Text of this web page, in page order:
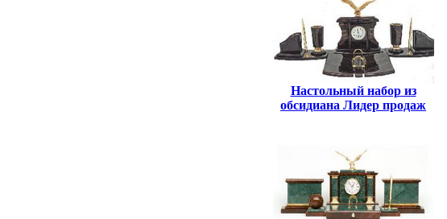
Настольный набор из
обсидиана Лидер продаж